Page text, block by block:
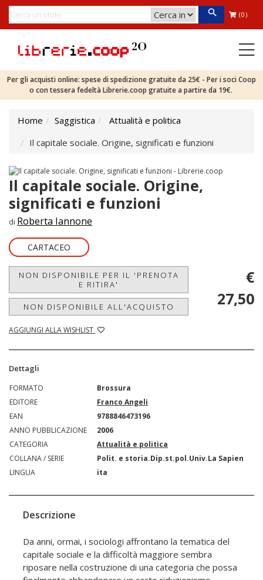
(0)
Per gli acquisti online: spese di spedizione gratuite da 25€ - Per i soci Coop
o con tessera fedeltà Librerie.coop gratuite a partire da 19€.
Home Saggistica
Attualità e politica
Il capitale sociale. Origine, significati e funzioni
Il capitale sociale. Origine,
significati e funzioni
di Roberta Iannone
CARTACEO
NON DISPONIBILE PER IL 'PRENOTA
E RITIRA'
NON DISPONIBILE ALL'ACQUISTO
AGGIUNGI ALLA WISHLIST
€
27,50
Dettagli
FORMATO
Brossura
EDITORE
Franco Angeli
EAN
9788846473196
ANNO PUBBLICAZIONE
2006
CATEGORIA
Attualità e politica
COLLANA / SERIE
Polit. e storia.Dip.st.pol.Univ.La Sapien
LINGUA
ita
Descrizione
Da anni, ormai, i sociologi affrontano la tematica del
capitale sociale e la difficoltà maggiore sembra
riposare nella costruzione di una categoria che possa